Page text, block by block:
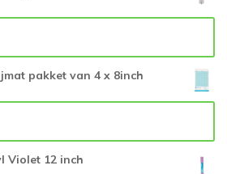
pakket van 4 x 8inch
Violet 12 inch